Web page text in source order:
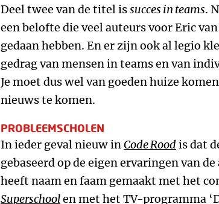
Deel twee van de titel issucces in teams.
een belofte die veel auteurs voor Eric
gedaan hebben. En er zijn ook al legio
gedrag van mensen in teams en van
Je moet dus wel van goeden huize
nieuws te komen.
PROBLEEMSCHOLEN
In ieder geval nieuw inCode Roodis dat
gebaseerd op de eigen ervaringen van de
heeft naam en faam gemaakt met het
Superschoolen met het TV-programma